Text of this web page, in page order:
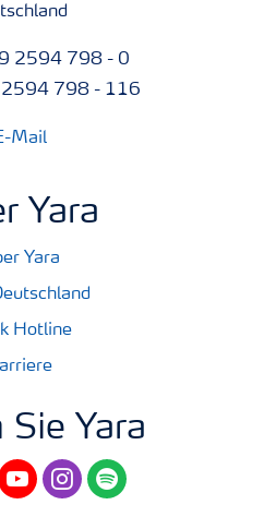
2594 798 - 0
2594 798 - 116
Mail
Yara
Yara
Hotline
Sie Yara
instagram
spotify